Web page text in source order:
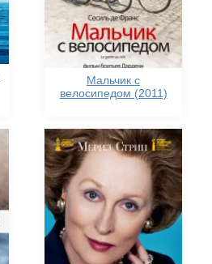
Мальчик с
велосипедом (2011)